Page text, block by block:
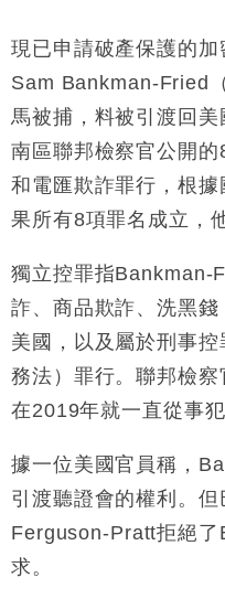
17:38 經濟｜大摩看淡
定新機售價
15:38
本地｜香港迪拜
持」評級
13:49
本地｜華嫂冰室太
勞工一年
12:11
中國｜強颱風「白
機
18:31
財經｜華僑銀行
17:33
財經｜滙豐上調香
及消費表現
16:47
本地｜假冒內地
損失近6900萬元
16:05
現已申請破產保護的
Sam Bankman-Fried
馬被捕，料被引渡回
南區聯邦檢察官公開
和電匯欺詐罪行，根
果所有8項罪名成立，
獨立控罪指Bankman-
詐、商品欺詐、洗黑
美國，以及屬於刑事
務法）罪行。聯邦檢
在2019年就一直從事犯
據一位美國官員稱，
引渡聽證會的權利。
Ferguson-Pratt拒絕
求。